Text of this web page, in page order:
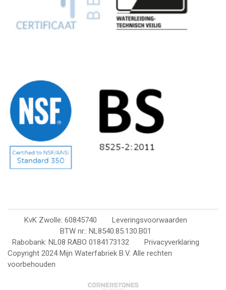
KvK Zwolle: 60845740
Leveringsvoorwaarden
BTW nr.: NL8540.85.130.B01
Rabobank: NL08 RABO 0184173132
Privacyverklaring
Copyright 2024 Mijn Waterfabriek B.V. Alle rechten
voorbehouden